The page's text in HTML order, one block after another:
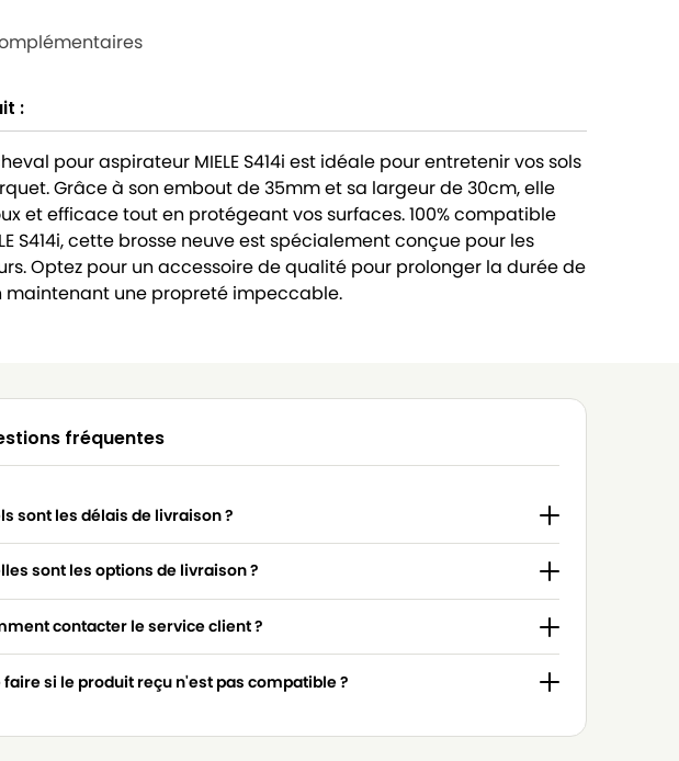
:
pour aspirateur MIELE S414i est idéale pour entretenir vos sols
Grâce à son embout de 35mm et sa largeur de 30cm, elle
et efficace tout en protégeant vos surfaces. 100% compatible
S414i, cette brosse neuve est spécialement conçue pour les
Optez pour un accessoire de qualité pour prolonger la durée de
maintenant une propreté impeccable.
fréquentes
sont les délais de livraison ?
sont les options de livraison ?
contacter le service client ?
faire si le produit reçu n'est pas compatible ?